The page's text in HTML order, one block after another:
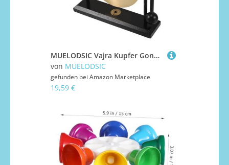
MUELODSIC Vajra Kupfer Gong Feng Shui Desktop Figurine Traditionelle Handwerkskunst Einzigartiges Design Vielseitige Wohn und Bürodekoration Feng Shui Klanginstrument Sammlerobjekt
von MUELODSIC
gefunden bei Amazon Marketplace
19,59 €